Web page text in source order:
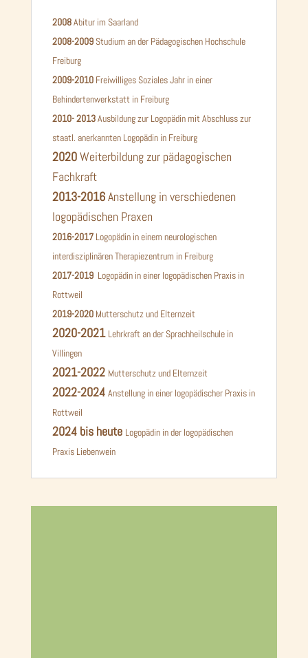
2008Abitur im Saarland
2008-2009Studium an der Pädagogischen Hochschule
Freiburg
2009-2010Freiwilliges Soziales Jahr in einer
Behindertenwerkstatt in Freiburg
2010- 2013Ausbildung zur Logopädin mit Abschluss zur
staatl. anerkannten Logopädin in Freiburg
2020Weiterbildung zur pädagogischen
Fachkraft
2013-2016Anstellung in verschiedenen
logopädischen Praxen
2016-2017Logopädin in einem neurologischen
interdisziplinären Therapiezentrum in Freiburg
2017-2019 Logopädin in einer logopädischen Praxis in
Rottweil
2019-2020Mutterschutz und Elternzeit
2020-2021 Lehrkraft an der Sprachheilschule in
Villingen
2021-2022 Mutterschutz und Elternzeit
2022-2024 Anstellung in einer logopädischer Praxis in
Rottweil
2024 bis heute Logopädin in der logopädischen
Praxis Liebenwein